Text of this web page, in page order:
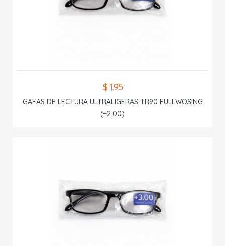
$ 1.95
GAFAS DE LECTURA ULTRALIGERAS TR90 FULLWOSING
(+2.00)